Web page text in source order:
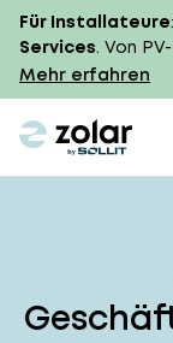
Für Installateure
Services. Von
Mehr erfahren
zolar logo